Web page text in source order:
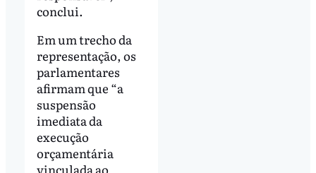
conclui.
Em um trecho da
representação, os
parlamentares
afirmam que “a
suspensão
imediata da
execução
orçamentária
vinculada ao